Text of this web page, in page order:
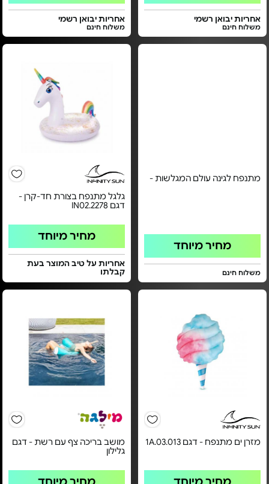
אחריות יבואן רשמי
משלוח חינם
אחריות יבואן רשמי
משלוח חינם
מתנפח לגינה עולם המגלשות -
מחיר מיוחד
משלוח חינם
גלגל מתנפח בצורת חד-קרן -
דגם IN02.2278
מחיר מיוחד
אחריות על טיב המוצר בעת
קבלתו
מזרן ים מתנפח - דגם 1A.03.013
מושב בריכה צף עם רשת - דגם
גלילון